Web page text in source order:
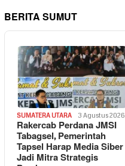
BERITA SUMUT
SUMATERA UTARA 3 Agustus 2026
Rakercab Perdana JMSI
Tabagsel, Pemerintah
Tapsel Harap Media Siber
Jadi Mitra Strategis